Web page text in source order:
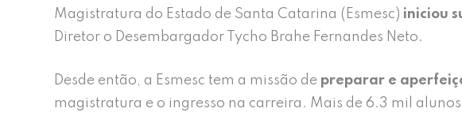
Magistratura do Estado de Santa Catarina (Esmesc) iniciou
Diretor o Desembargador Tycho Brahe Fernandes Neto.
Desde então, a Esmesc tem a missão de preparar e
magistratura e o ingresso na carreira. Mais de 6.3 mil